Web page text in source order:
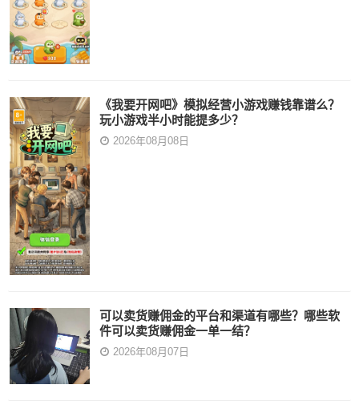
《我要开网吧》模拟经营小游戏赚钱靠谱么？
玩小游戏半小时能提多少？
2026年08月08日
可以卖货赚佣金的平台和渠道有哪些？哪些软
件可以卖货赚佣金一单一结？
2026年08月07日